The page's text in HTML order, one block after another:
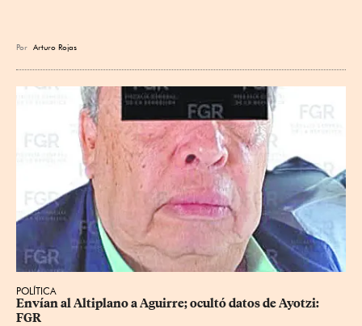
Por Arturo Rojas
POLÍTICA
Envían al Altiplano a Aguirre; ocultó datos de Ayotzi:
FGR